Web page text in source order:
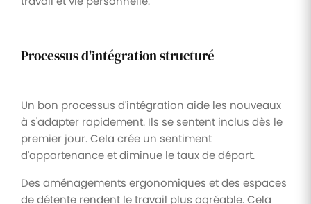
Processus d'intégration structuré
Un bon processus d'intégration aide les nouveaux
à s'adapter rapidement. Ils se sentent inclus dès le
premier jour. Cela crée un sentiment
d'appartenance et diminue le taux de départ.
Des aménagements ergonomiques et des espaces
de détente rendent le travail plus agréable. Cela